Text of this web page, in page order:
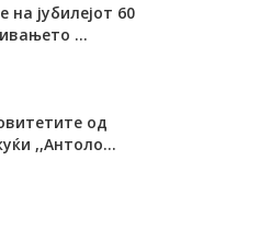
јубилејот 60
...
од
,,Антоло...